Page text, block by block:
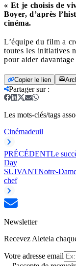
« Et je choisis de
Boyer, d’après
cinéma.
L’équipe du film a
toutes les initiatives
pour aider
Copier le lien
Partager sur:
Les mots-clés/tags
Cinémadeuil
PRÉCÉDENTLe
Day
SUIVANTNotre-
chef
Newsletter
Recevez Aleteia
Votre adresse email